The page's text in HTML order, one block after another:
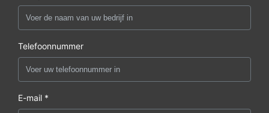
Telefoonnummer
E-mail *